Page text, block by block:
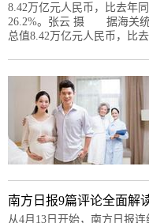
8.42万亿元人民币，比去年
26.2%。张云 摄 据海关统
总值8.42万亿元人民币，比
南方日报9篇评论全面解
从4月13日开始，南方日报